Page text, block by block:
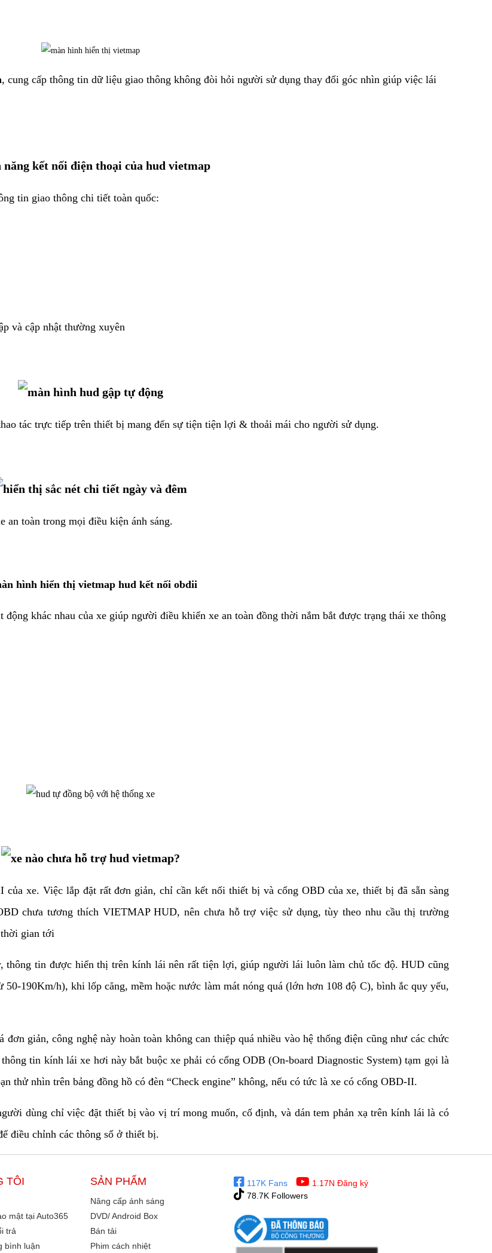
, cung cấp thông tin dữ liệu giao thông không đòi hỏi người sử dụng thay đổi góc nhìn giúp việc lái
tin giao thông chi tiết toàn quốc:
và cập nhật thường xuyên
tác trực tiếp trên thiết bị mang đến sự tiện tiện lợi & thoải mái cho người sử dụng.
an toàn trong mọi điều kiện ánh sáng.
khác nhau của xe giúp người điều khiển xe an toàn đồng thời nắm bắt được trạng thái xe thông
xe. Việc lắp đặt rất đơn giản, chỉ cần kết nối thiết bị và cổng OBD của xe, thiết bị đã sẵn sàng
chưa tương thích VIETMAP HUD, nên chưa hỗ trợ việc sử dụng, tùy theo nhu cầu thị trường
gian tới
tin được hiển thị trên kính lái nên rất tiện lợi, giúp người lái luôn làm chủ tốc độ. HUD cũng
190Km/h), khi lốp căng, mềm hoặc nước làm mát nóng quá (lớn hơn 108 độ C), bình ắc quy yếu,
giản, công nghệ này hoàn toàn không can thiệp quá nhiều vào hệ thống điện cũng như các chức
tin kính lái xe hơi này bắt buộc xe phải có cổng ODB (On-board Diagnostic System) tạm gọi là
thử nhìn trên bảng đồng hồ có đèn “Check engine” không, nếu có tức là xe có cổng OBD-II.
dùng chỉ việc đặt thiết bị vào vị trí mong muốn, cố định, và dán tem phản xạ trên kính lái là có
điều chỉnh các thông số ở thiết bị.
TÔI
mật tại Auto365
trả
bình luận
SẢN PHẨM
Nâng cấp ánh sáng
DVD/ Android Box
Bán tải
Phim cách nhiệt
117K Fans
1.17N Đăng ký
78.7K Followers